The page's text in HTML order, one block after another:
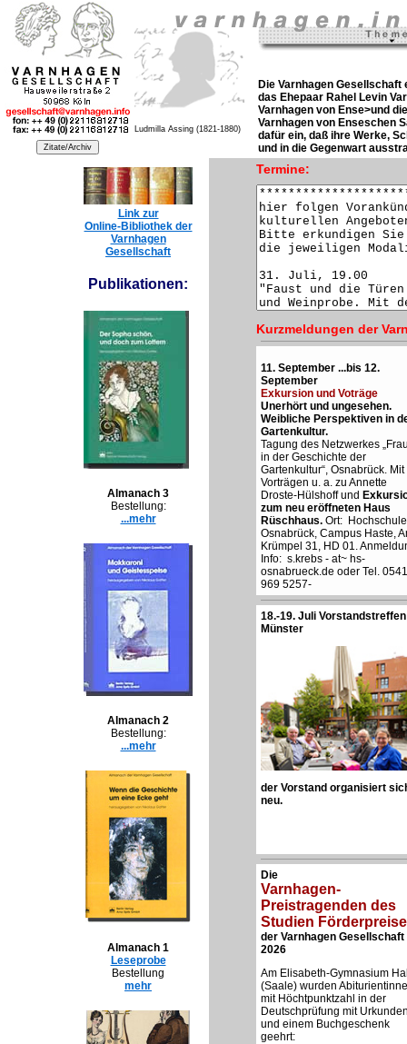
Ludmilla Assing (1821-1880)
Die Varnhagen Gesellschaft
das Ehepaar Rahel Levin
Varnhagen von Ense>und
Varnhagen von Enseschen
dafür ein, daß ihre Werke,
und in die Gegenwart
Link zur
Online-Bibliothek der
Varnhagen
Gesellschaft
Publikationen:
Almanach 3
Bestellung:
...mehr
Almanach 2
Bestellung:
...mehr
Almanach 1
Leseprobe
Bestellung
mehr
Termine:
Kurzmeldungen der
11. September ...bis 12.
September
Exkursion und Voträge
Unerhört und ungesehen.
Weibliche Perspektiven in
Gartenkultur.
Tagung des Netzwerkes
in der Geschichte der
Gartenkultur“, Osnabrück. Mit
Vorträgen u. a. zu Annette
Droste-Hülshoff und
zum neu eröffneten Haus
Rüschhaus. Ort: Hochschule
Osnabrück, Campus Haste,
Krümpel 31, HD 01.
Info: s.krebs - at~ hs-
osnabrueck.de oder Tel. 0541
969 5257-
18.-19. Juli
Münster
der Vorstand organisiert
neu.
Die
Varnhagen-
Preistragenden des
Studien
der Varnhagen Gesellschaft
2026
Am Elisabeth-Gymnasium
(Saale) wurden
mit Höchtpunktzahl in der
Deutschprüfung mit
und einem Buchgeschenk
geehrt: